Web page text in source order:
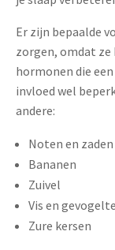
Er zijn bepaalde
zorgen, omdat ze
hormonen die
invloed wel
andere:
Noten en zaden
Bananen
Zuivel
Vis en gevogelte
Zure kersen